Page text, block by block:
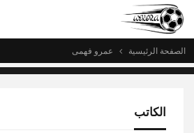
الصفحة الرئيسية عمرو فهمى
الكاتب